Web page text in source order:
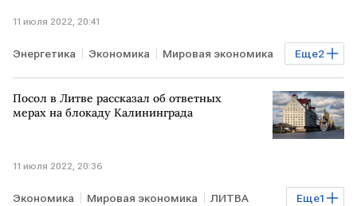
11 июля 2022, 20:41
Еще2
Энергетика Экономика Мировая экономика
Газ МОЛДАВИЯ
Посол в Литве рассказал об ответных
мерах на блокаду Калининграда
11 июля 2022, 20:36
Еще1
Экономика Мировая экономика ЛИТВА